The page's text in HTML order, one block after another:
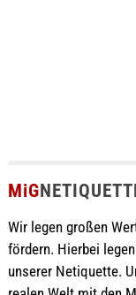
MiG
Wir legen großen
fördern. Hierbei
unserer Netiquette.